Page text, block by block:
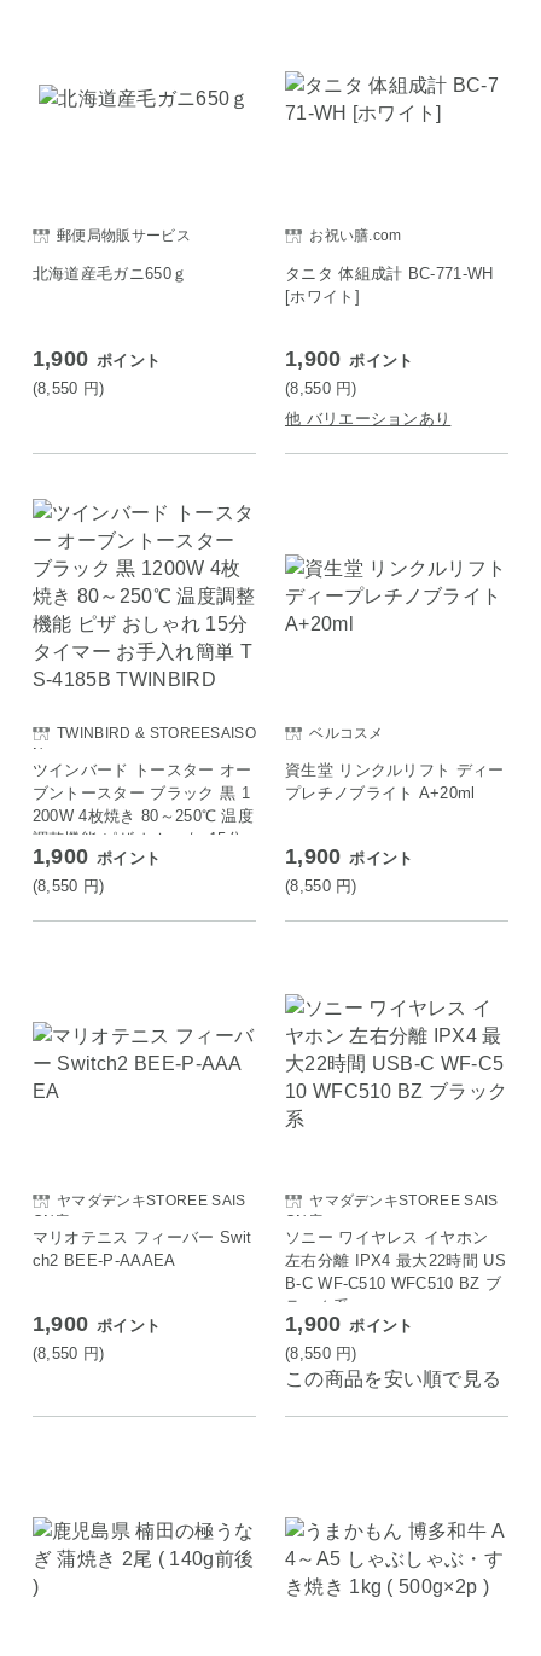
郵便局物販サービス
北海道産毛ガニ650ｇ
1,900 ポイント
(8,550 円)
お祝い膳.com
タニタ 体組成計 BC-771-WH
[ホワイト]
1,900 ポイント
(8,550 円)
他 バリエーションあり
TWINBIRD & STOREESAISO
N
ツインバード トースター オー
ブントースター ブラック 黒 1
200W 4枚焼き 80～250℃ 温度
調整機能 ピザ おしゃれ 15分
タイマー お手入れ簡単 TS-41
85B TWINBIRD
1,900 ポイント
(8,550 円)
ベルコスメ
資生堂 リンクルリフト ディー
プレチノブライト A+20ml
1,900 ポイント
(8,550 円)
ヤマダデンキSTOREE SAIS
ON店
マリオテニス フィーバー Swit
ch2 BEE-P-AAAEA
1,900 ポイント
(8,550 円)
ヤマダデンキSTOREE SAIS
ON店
ソニー ワイヤレス イヤホン
左右分離 IPX4 最大22時間 US
B-C WF-C510 WFC510 BZ ブ
ラック系
1,900 ポイント
(8,550 円)
この商品を安い順で見る